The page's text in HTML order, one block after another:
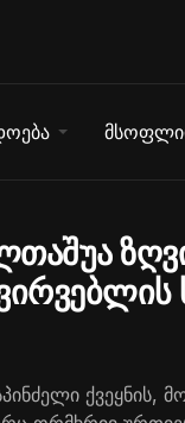
ქვეყნის,